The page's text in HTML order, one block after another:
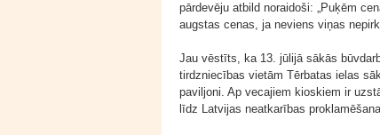
pārdevēju atbild noraidoši: „Puķēm
augstas cenas, ja neviens viņas
Jau vēstīts, ka 13. jūlijā sākās
tirdzniecības vietām Tērbatas ielas
paviljoni. Ap vecajiem kioskiem ir
līdz Latvijas neatkarības